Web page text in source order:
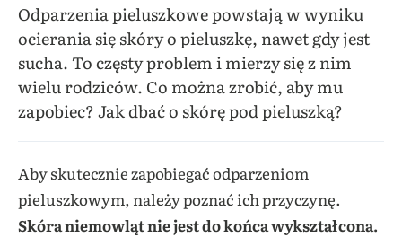
Odparzenia pieluszkowe powstają w wyniku
ocierania się skóry o pieluszkę, nawet gdy jest
sucha. To częsty problem i mierzy się z nim
wielu rodziców. Co można zrobić, aby mu
zapobiec? Jak dbać o skórę pod pieluszką?
Aby skutecznie zapobiegać odparzeniom
pieluszkowym, należy poznać ich przyczynę.
Skóra niemowląt nie jest do końca wykształcona.